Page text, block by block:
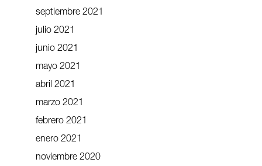
septiembre 2021
julio 2021
junio 2021
mayo 2021
abril 2021
marzo 2021
febrero 2021
enero 2021
noviembre 2020